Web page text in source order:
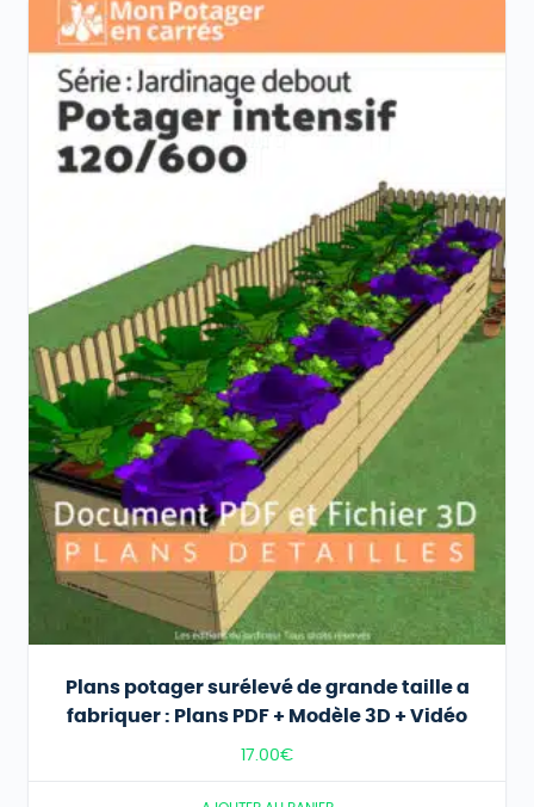
Plans potager surélevé de grande taille a
fabriquer : Plans PDF + Modèle 3D + Vidéo
17.00€